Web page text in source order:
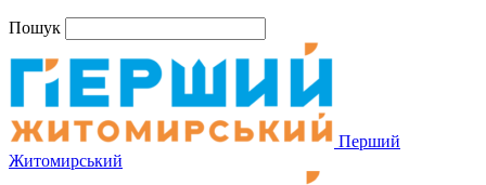
Пошук
Перший
Житомирський